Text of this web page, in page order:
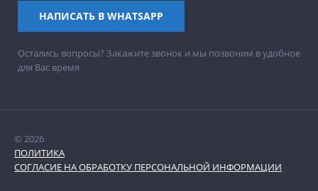
НАПИСАТЬ В WHATSAPP
Остались вопросы? Закажите звонок и мы позвоним в удобное
для Вас время
© 2026
ПОЛИТИКА
СОГЛАСИЕ НА ОБРАБОТКУ ПЕРСОНАЛЬНОЙ ИНФОРМАЦИИ